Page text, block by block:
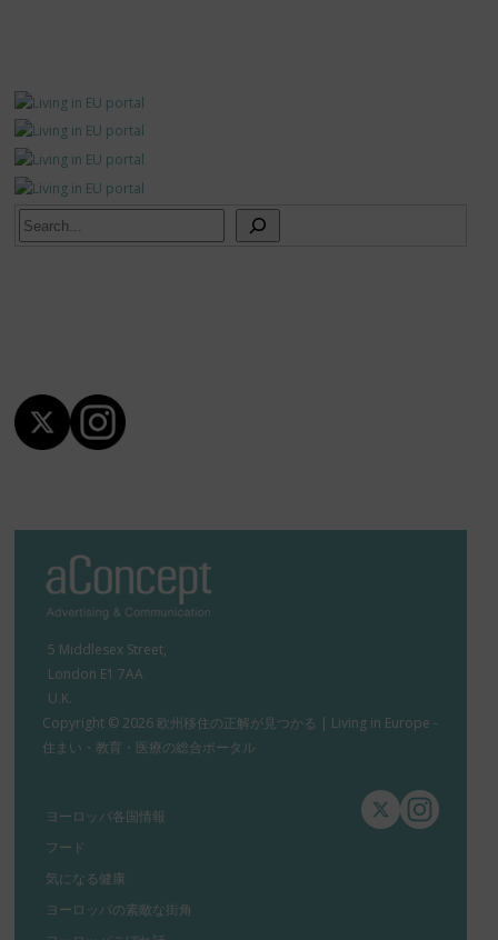
Search
5 Middlesex Street,
London E1 7AA
U.K.
Copyright © 2026 欧州移住の正解が見つかる | Living in Europe -
住まい・教育・医療の総合ポータル
ヨーロッパ各国情報
フード
気になる健康
ヨーロッパの素敵な街角